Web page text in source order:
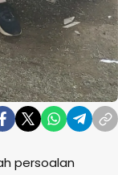
persoalan